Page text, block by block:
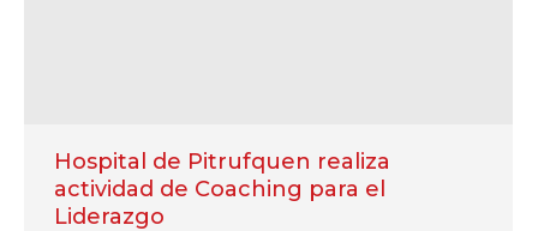
Hospital de Pitrufquen realiza
actividad de Coaching para el
Liderazgo